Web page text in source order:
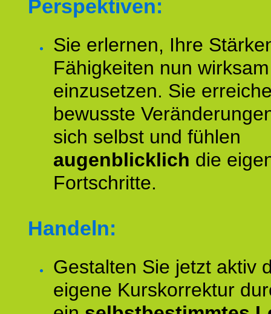
Perspektiven:
Sie erlernen, Ihre
Fähigkeiten nun wirksam
einzusetzen. Sie
bewusste
sich selbst und fühlen
augenblicklich die
Fortschritte.
Handeln:
Gestalten Sie jetzt aktiv
eigene Kurskorrektur